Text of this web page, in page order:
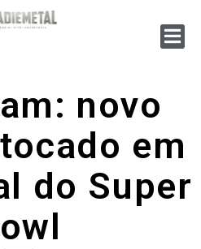
novo
em
do Super